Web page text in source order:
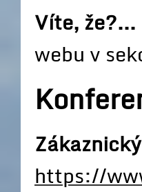
Víte,
webu v
https://